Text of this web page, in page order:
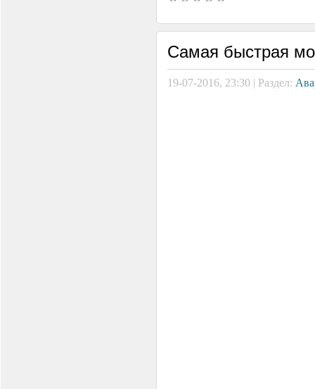
Самая быстрая
19-07-2016, 23:30 | Раздел: